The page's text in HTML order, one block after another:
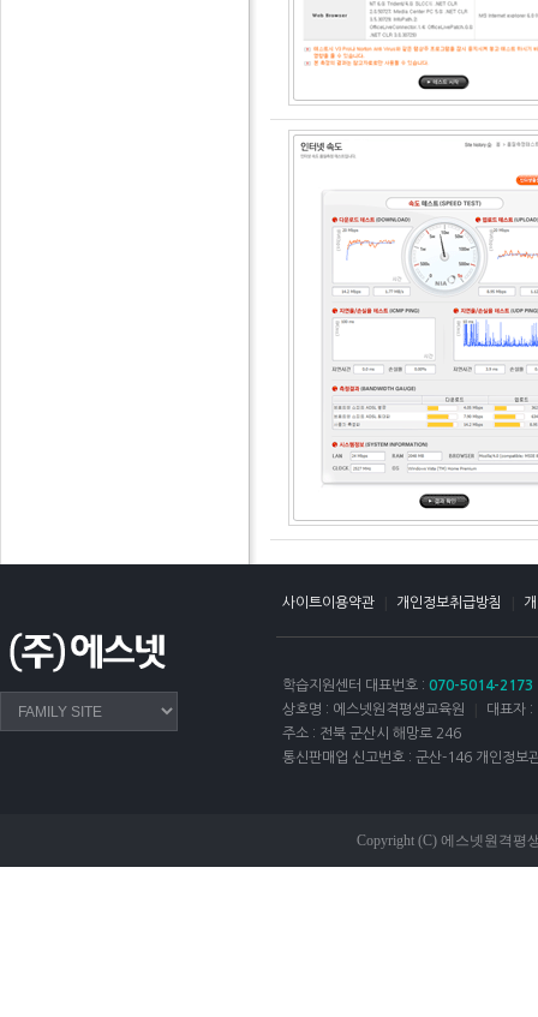
사이트이용약관 개인정보취급방침
학습지원센터 대표번호 : 070-5014-2173
상호명 : 에스넷원격평생교육원
대표자 :
주소 : 전북 군산시 해망로 246
통신판매업 신고번호 : 군산-146 개인정보
Copyright (C) 에스넷원격평